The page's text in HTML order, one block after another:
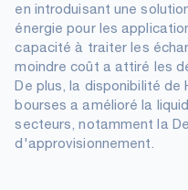
en introduisant une
énergie pour les
capacité à traiter les
moindre coût a attiré les
De plus, la disponibilité de
bourses a amélioré la
secteurs, notamment la
d'approvisionnement.